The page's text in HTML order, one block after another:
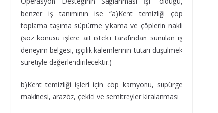
benzer iş tanımının ise “a)Kent temizliği çöp
toplama taşıma süpürme yıkama ve çöplerin nakli
(söz konusu işlere ait istekli tarafından sunulan iş
deneyim belgesi, işçilik kalemlerinin tutarı düşülmek
suretiyle değerlendirilecektir.)
b)Kent temizliği işleri için çöp kamyonu, süpürge
makinesi, arazöz, çekici ve semitreyler kiralanması